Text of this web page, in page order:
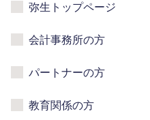
弥生トップページ
会計事務所の方
パートナーの方
教育関係の方